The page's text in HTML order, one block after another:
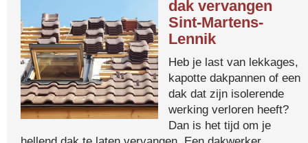
dak vervangen
Sint-Martens-
Lennik
Heb je last van lekkages,
kapotte dakpannen of een
dak dat zijn isolerende
werking verloren heeft?
Dan is het tijd om je